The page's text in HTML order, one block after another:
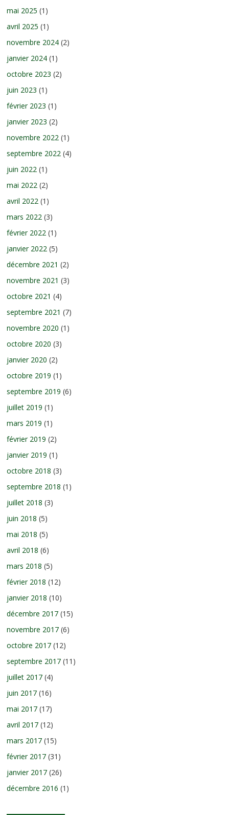
mai 2025 (1)
avril 2025 (1)
novembre 2024 (2)
janvier 2024 (1)
octobre 2023 (2)
juin 2023 (1)
février 2023 (1)
janvier 2023 (2)
novembre 2022 (1)
septembre 2022 (4)
juin 2022 (1)
mai 2022 (2)
avril 2022 (1)
mars 2022 (3)
février 2022 (1)
janvier 2022 (5)
décembre 2021 (2)
novembre 2021 (3)
octobre 2021 (4)
septembre 2021 (7)
novembre 2020 (1)
octobre 2020 (3)
janvier 2020 (2)
octobre 2019 (1)
septembre 2019 (6)
juillet 2019 (1)
mars 2019 (1)
février 2019 (2)
janvier 2019 (1)
octobre 2018 (3)
septembre 2018 (1)
juillet 2018 (3)
juin 2018 (5)
mai 2018 (5)
avril 2018 (6)
mars 2018 (5)
février 2018 (12)
janvier 2018 (10)
décembre 2017 (15)
novembre 2017 (6)
octobre 2017 (12)
septembre 2017 (11)
juillet 2017 (4)
juin 2017 (16)
mai 2017 (17)
avril 2017 (12)
mars 2017 (15)
février 2017 (31)
janvier 2017 (26)
décembre 2016 (1)